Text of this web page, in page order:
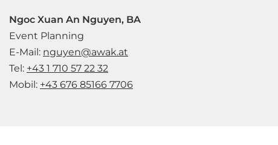
Ngoc Xuan An Nguyen, BA
Event Planning
E-Mail: nguyen@awak.at
Tel: +43 1 710 57 22 32
Mobil: +43 676 85166 7706